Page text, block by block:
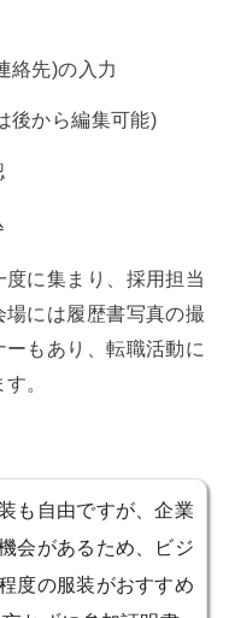
絡先)の入力
後から編集可能)
に集まり、採用担当
には履歴書写真の撮
もあり、転職活動に
。
も自由ですが、企業
会があるため、ビジ
度の服装がおすすめ